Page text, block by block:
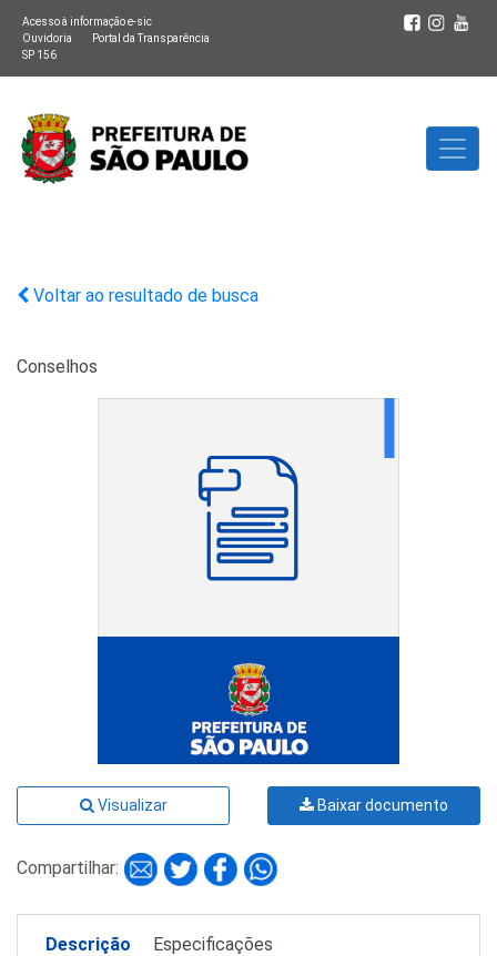
Acesso à informação e-sic
Ouvidoria
Portal da Transparência
SP 156
Voltar ao resultado de busca
Conselhos
Visualizar Baixar documento
Compartilhar:
Descrição Especificações